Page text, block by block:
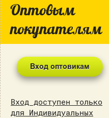
Оптовым
покупателям
Вход доступен только
для Индивидуальных